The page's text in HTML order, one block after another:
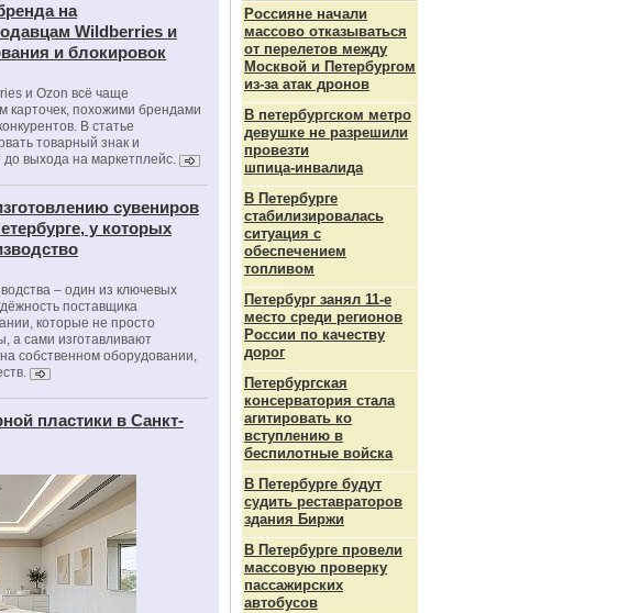
на
Wildberries и
и блокировок
и Ozon всё чаще
карточек, похожими брендами
В статье
товарный знак и
выхода на маркетплейс.
сувениров
у которых
– один из ключевых
поставщика
которые не просто
а сами изготавливают
собственном оборудовании,
пластики в Санкт-
Россияне начали
массово отказываться
от перелетов между
Москвой и Петербургом
из-за атак дронов
В петербургском метро
девушке не разрешили
провезти
шпица‑инвалида
В Петербурге
стабилизировалась
ситуация с
обеспечением
топливом
Петербург занял 11-е
место среди регионов
России по качеству
дорог
Петербургская
консерватория стала
агитировать ко
вступлению в
беспилотные войска
В Петербурге будут
судить реставраторов
здания Биржи
В Петербурге провели
массовую проверку
пассажирских
автобусов